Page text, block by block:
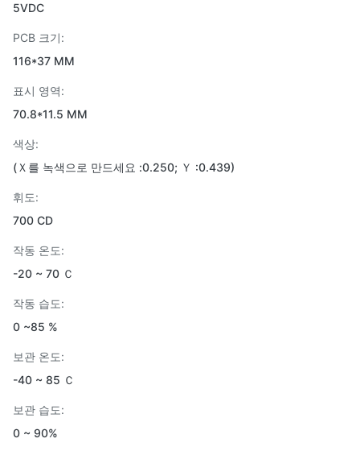
5VDC
PCB 크기:
116*37 MM
표시 영역:
70.8*11.5 MM
색상:
(Ｘ를 녹색으로 만드세요 :0.250; Ｙ :0.439)
휘도:
700 CD
작동 온도:
-20 ~ 70 Ｃ
작동 습도:
0 ~85 %
보관 온도:
-40 ~ 85 Ｃ
보관 습도:
0 ~ 90%